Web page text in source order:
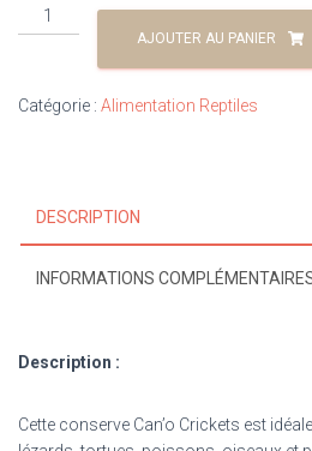
AJOUTER AU PANIER
Catégorie : Alimentation Reptiles
DESCRIPTION
INFORMATIONS
Description :
Cette conserve Can’o Crickets est